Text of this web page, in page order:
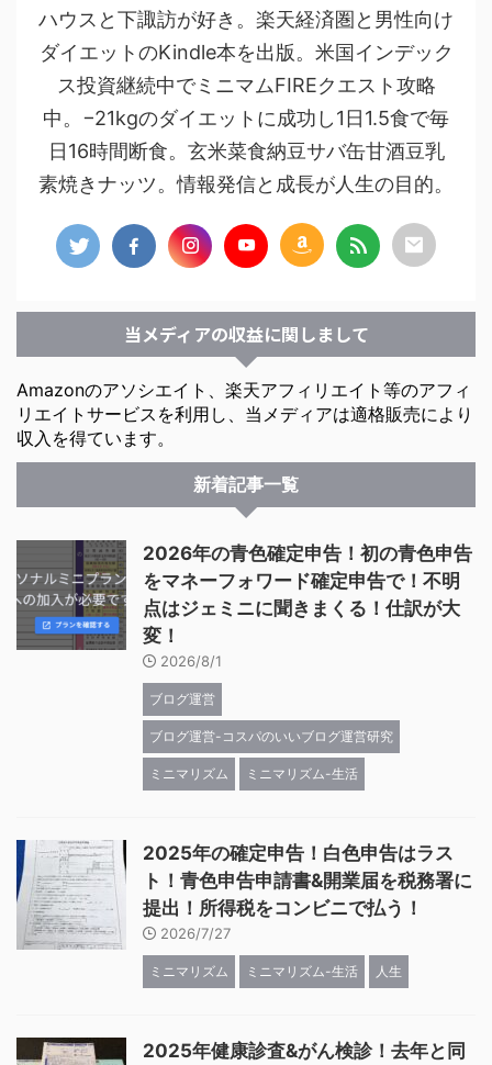
ハウスと下諏訪が好き。楽天経済圏と男性向け
ダイエットのKindle本を出版。米国インデック
ス投資継続中でミニマムFIREクエスト攻略
中。−21kgのダイエットに成功し1日1.5食で毎
日16時間断食。玄米菜食納豆サバ缶甘酒豆乳
素焼きナッツ。情報発信と成長が人生の目的。
当メディアの収益に関しまして
Amazonのアソシエイト、楽天アフィリエイト等のアフィ
リエイトサービスを利用し、当メディアは適格販売により
収入を得ています。
新着記事一覧
2026年の青色確定申告！初の青色申告
をマネーフォワード確定申告で！不明
点はジェミニに聞きまくる！仕訳が大
変！
2026/8/1
ブログ運営
ブログ運営-コスパのいいブログ運営研究
ミニマリズム ミニマリズム-生活
2025年の確定申告！白色申告はラス
ト！青色申告申請書&開業届を税務署に
提出！所得税をコンビニで払う！
2026/7/27
ミニマリズム ミニマリズム-生活 人生
2025年健康診査&がん検診！去年と同